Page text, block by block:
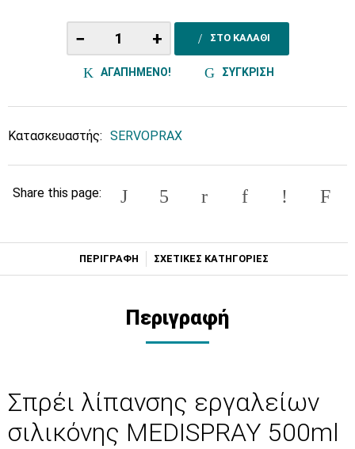
− + ΣΤΟ ΚΑΛΑΘΙ
ΑΓΑΠΗΜΕΝΟ! ΣΥΓΚΡΙΣΗ
Κατασκευαστής: SERVOPRAX
Share this page:
ΠΕΡΙΓΡΑΦΗ ΣΧΕΤΙΚΕΣ ΚΑΤΗΓΟΡΙΕΣ
Περιγραφή
Σπρέι λίπανσης εργαλείων
σιλικόνης MEDISPRAY 500ml